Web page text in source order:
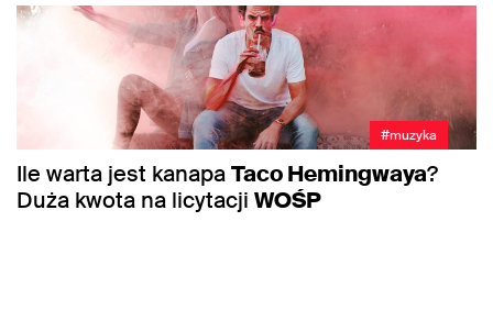
#muzyka
Ile warta jest kanapaTaco Hemingwaya?
Duża kwota na licytacji WOŚP